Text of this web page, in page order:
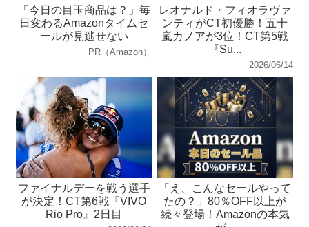
「今日の目玉商品は？」毎
日変わるAmazonタイムセ
ールが見逃せない
PR（Amazon）
レオナルド・フィオラヴァ
ンティがCT初優勝！五十
嵐カノアが3位！CT第5戦
『Su...
2026/06/14
ファイナルデーを戦う選手
が決定！CT第6戦『VIVO
Rio Pro』2日目
「え、こんなセールやって
たの？」80％OFF以上が
続々登場！Amazonの本気